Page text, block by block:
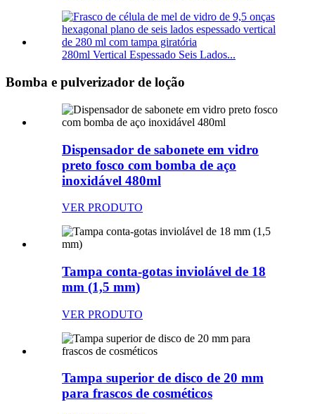
280ml Vertical Espessado Seis Lados...
Bomba e pulverizador de loção
Dispensador de sabonete em vidro
preto fosco com bomba de aço
inoxidável 480ml
VER PRODUTO
Tampa conta-gotas inviolável de 18
mm (1,5 mm)
VER PRODUTO
Tampa superior de disco de 20 mm
para frascos de cosméticos